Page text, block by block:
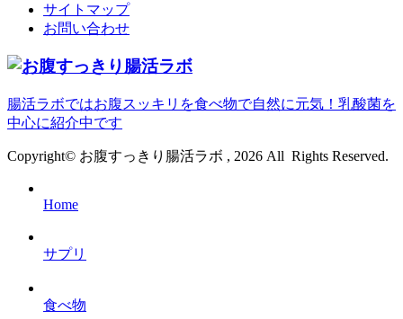
サイトマップ
お問い合わせ
腸活ラボではお腹スッキリを食べ物で自然に元気！乳酸菌を
中心に紹介中です
Copyright© お腹すっきり腸活ラボ , 2026 All Rights Reserved.
Home
サプリ
食べ物